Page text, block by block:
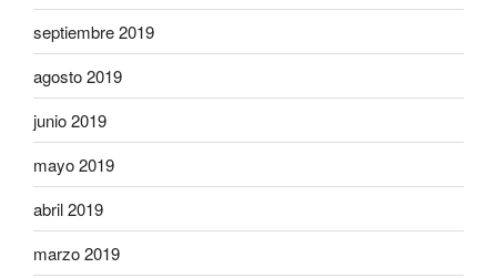
septiembre 2019
agosto 2019
junio 2019
mayo 2019
abril 2019
marzo 2019